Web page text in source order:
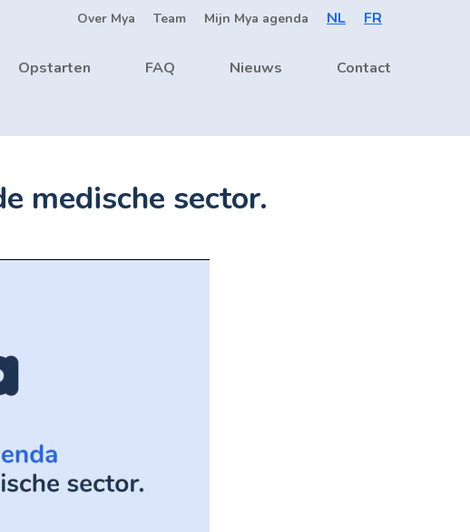
Over Mya Team Mijn Mya agenda NL FR
Opstarten FAQ Nieuws Contact
medische sector.